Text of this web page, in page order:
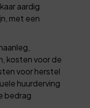
aardig
met een
kosten voor de
voor herstel
huurderving
bedrag